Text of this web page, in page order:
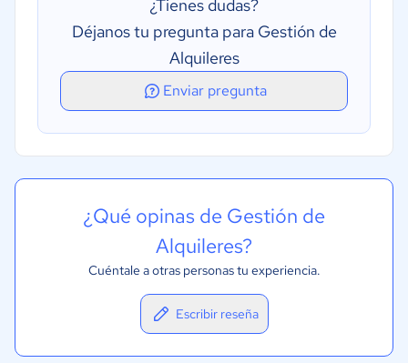
Procesamiento de pagos
Seguimiento de arrendatarios
¿Tienes dudas?
Déjanos tu pregunta para Gestión de
Alquileres
Enviar pregunta
¿Qué opinas de Gestión de
Alquileres?
Cuéntale a otras personas tu experiencia.
Escribir reseña